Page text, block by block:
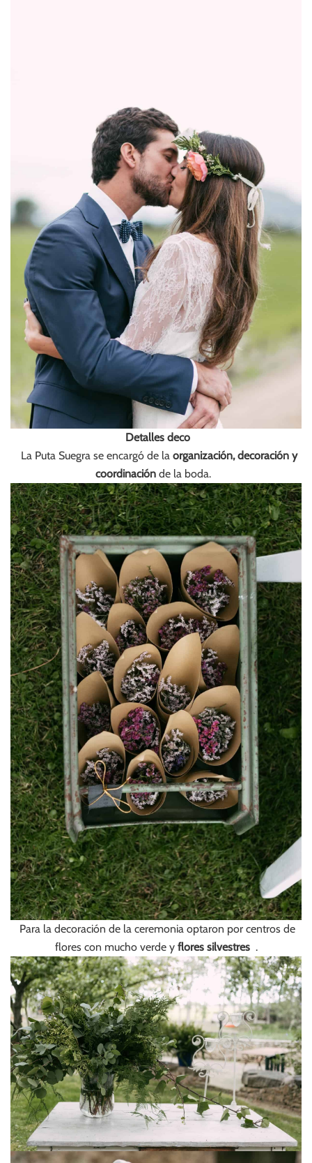
Detalles deco
La Puta Suegra se encargó de la organización, decoración y
coordinación de la boda.
Para la decoración de la ceremonia optaron por centros de
flores con mucho verde y flores silvestres .